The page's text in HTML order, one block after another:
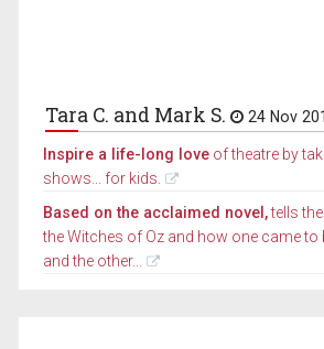
Tara C. and Mark S. 24 Nov
Inspire a life-long love of theatre by
shows... for kids.
Based on the acclaimed novel,tells
the Witches of Oz and how one came to
and the other...